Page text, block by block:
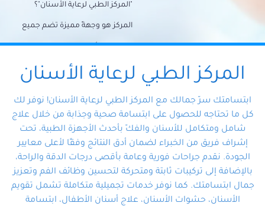
"المركز الطبي لرعاية الأسنان"؟
المركز هو وجهةً مميزة تضم جميع
احتياجات الأسنان تحت سقف واحد،
وتضمن لك حلاً شاملًا لجميع
المتخصص ذوي الخبرة، ستجد نفسك
في أيد أمينة تلبي احتياجاتك بكل
احترافية ودقة.
المركز الطبي لرعاية الأسنان
ابتسامتك سرّ جمالك مع المركز الطبي لرعاية الأسنان! نوفر لك
كل ما تحتاجه للحصول على ابتسامة صحية وجذابة من خلال علاج
شامل ومتكامل للأسنان والفكّ بأحدث الأجهزة الطبية، تحت
إشراف فريق من الخبراء لضمان أدق النتائج وفقًا لأعلى معايير
الجودة. نقدم جراحات فورية وعامة بأقصى درجات الدقة والراحة،
بالإضافة إلى تركيبات ثابتة ومتحركة لتحسين وظائف الفم وتعزيز
جمال ابتسامتك. كما نوفر خدمات تجميلية متكاملة تشمل تقويم
الأسنان، حشوات الأسنان، علاج أسنان الأطفال، ابتسامة